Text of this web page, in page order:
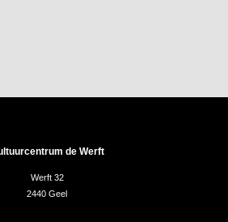
de Werft
Werft 32
2440 Geel